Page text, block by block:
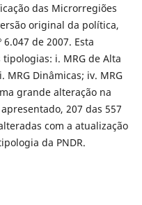
das Microrregiões
original da política,
de 2007. Esta
i. MRG de Alta
MRG Dinâmicas; iv. MRG
grande alteração na
207 das 557
com a atualização
da PNDR.